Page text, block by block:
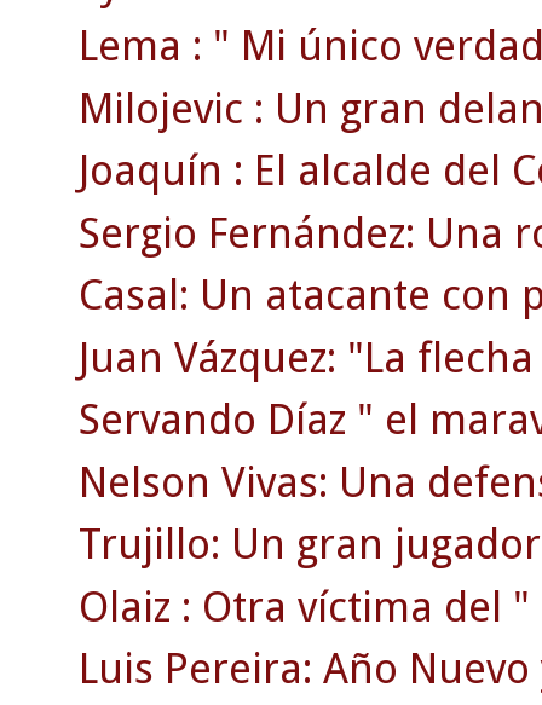
Lema : " Mi único
Milojevic : Un gran
Joaquín : El alcalde del
Sergio Fernández: Una
Casal: Un atacante con
Juan Vázquez: "La
Servando Díaz " el
Nelson Vivas: Una
Trujillo: Un gran
Olaiz : Otra víctima del
Luis Pereira: Año